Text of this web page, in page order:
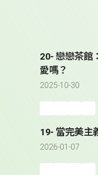
20- 戀戀茶館
愛嗎？
2025-10-30
19- 當完美主
2026-01-07